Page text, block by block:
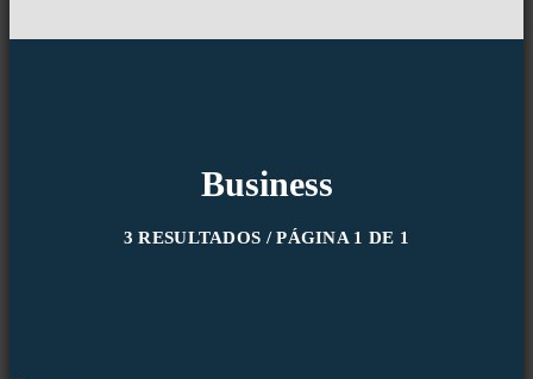
Business
3 RESULTADOS / PÁGINA 1 DE 1